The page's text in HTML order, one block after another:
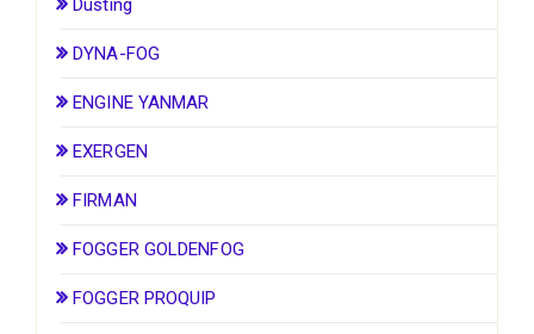
Dusting
DYNA-FOG
ENGINE YANMAR
EXERGEN
FIRMAN
FOGGER GOLDENFOG
FOGGER PROQUIP